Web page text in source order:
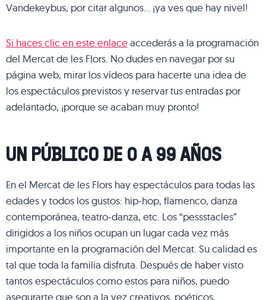
Vandekeybus, por citar algunos… ¡ya ves que hay nivel!
Si haces clic en este enlace accederás a la programación
del Mercat de les Flors. No dudes en navegar por su
página web, mirar los vídeos para hacerte una idea de
los espectáculos previstos y reservar tus entradas por
adelantado, ¡porque se acaban muy pronto!
UN PÚBLICO DE 0 A 99 AÑOS
En el Mercat de les Flors hay espectáculos para todas las
edades y todos los gustos: hip-hop, flamenco, danza
contemporánea, teatro-danza, etc. Los “pessstacles”
dirigidos a los niños ocupan un lugar cada vez más
importante en la programación del Mercat. Su calidad es
tal que toda la familia disfruta. Después de haber visto
tantos espectáculos como estos para niños, puedo
asegurarte que son a la vez creativos, poéticos,